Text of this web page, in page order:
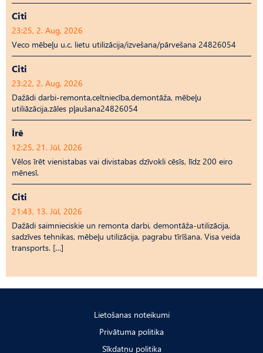
Citi
23:25, 2. Aug, 2026
Veco mēbeļu u.c. lietu utilizācija/izvešana/pārvešana 24826054
Citi
23:22, 2. Aug, 2026
Dažādi darbi-remonta,celtniecība,demontāža, mēbeļu
utiliāzācija,zāles pļaušana24826054
Īrē
12:25, 21. Jūl, 2026
Vēlos īrēt vienistabas vai divistabas dzīvokli cēsīs, līdz 200 eiro
mēnesī.
Citi
21:43, 13. Jūl, 2026
Dažādi saimnieciskie un remonta darbi, demontāža-utilizācija,
sadzīves tehnikas, mēbeļu utilizācija, pagrabu tīrīšana. Visa veida
transports. […]
Lietošanas noteikumi
Privātuma politika
Sīkdatņu politika